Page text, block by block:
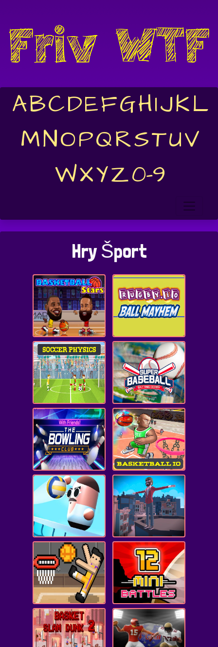
ABCDEFGHIJKL
MNOPQRSTUV
WXYZ0-9
Hry Šport